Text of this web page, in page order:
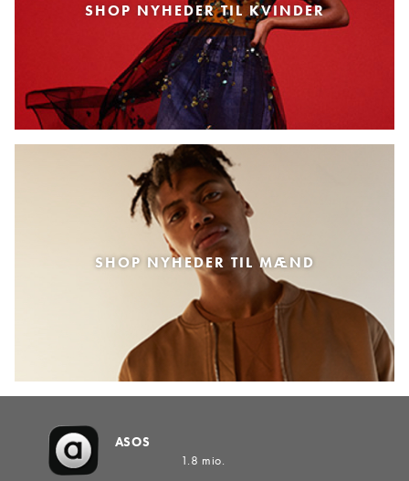
SHOP NYHEDER TIL KVINDER
SHOP NYHEDER TIL MÆND
ASOS
1.8 mio.